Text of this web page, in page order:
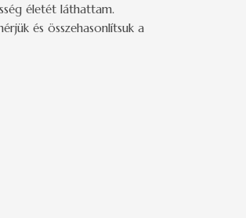
életét láthattam.
és összehasonlítsuk a